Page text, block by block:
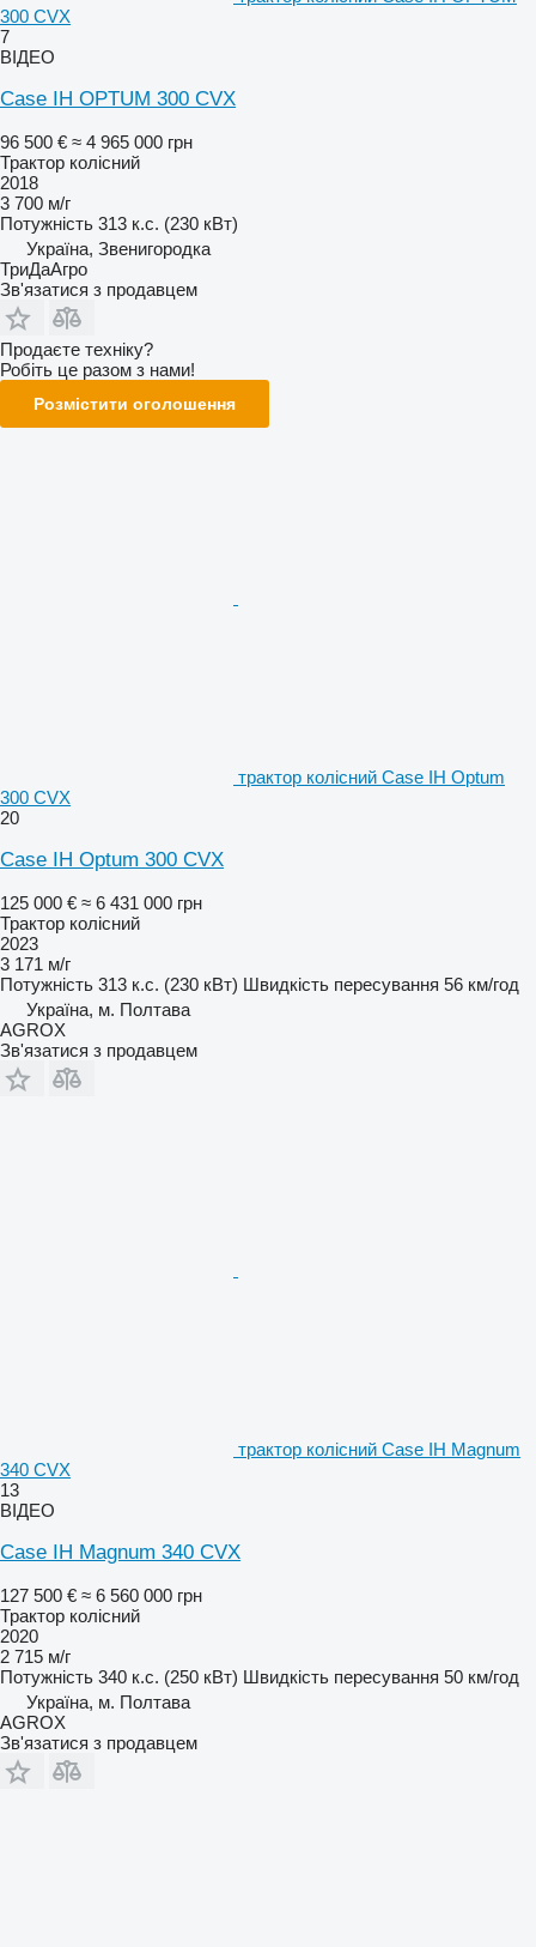
300 CVX
7
ВІДЕО
Case IH OPTUM 300 CVX
96 500 € ≈ 4 965 000 грн
Трактор колісний
2018
3 700 м/г
Потужність 313 к.с. (230 кВт)
Україна, Звенигородка
ТриДаАгро
Зв'язатися з продавцем
Продаєте техніку?
Робіть це разом з нами!
Розмістити оголошення
трактор колісний Case IH Optum
300 CVX
20
Case IH Optum 300 CVX
125 000 € ≈ 6 431 000 грн
Трактор колісний
2023
3 171 м/г
Потужність 313 к.с. (230 кВт) Швидкість пересування 56 км/год
Україна, м. Полтава
AGROX
Зв'язатися з продавцем
трактор колісний Case IH Magnum
340 CVX
13
ВІДЕО
Case IH Magnum 340 CVX
127 500 € ≈ 6 560 000 грн
Трактор колісний
2020
2 715 м/г
Потужність 340 к.с. (250 кВт) Швидкість пересування 50 км/год
Україна, м. Полтава
AGROX
Зв'язатися з продавцем